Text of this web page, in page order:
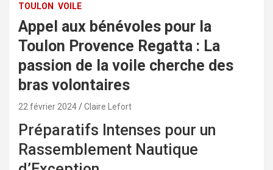
TOULON VOILE
Appel aux bénévoles pour la
Toulon Provence Regatta : La
passion de la voile cherche des
bras volontaires
22 février 2024 Claire Lefort
Préparatifs Intenses pour un
Rassemblement Nautique